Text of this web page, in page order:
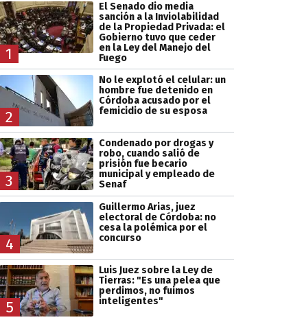
1
El Senado dio media
sanción a la Inviolabilidad
de la Propiedad Privada: el
Gobierno tuvo que ceder
en la Ley del Manejo del
Fuego
2
No le explotó el celular: un
hombre fue detenido en
Córdoba acusado por el
femicidio de su esposa
3
Condenado por drogas y
robo, cuando salió de
prisión fue becario
municipal y empleado de
Senaf
4
Guillermo Arias, juez
electoral de Córdoba: no
cesa la polémica por el
concurso
5
Luis Juez sobre la Ley de
Tierras: "Es una pelea que
perdimos, no fuimos
inteligentes"